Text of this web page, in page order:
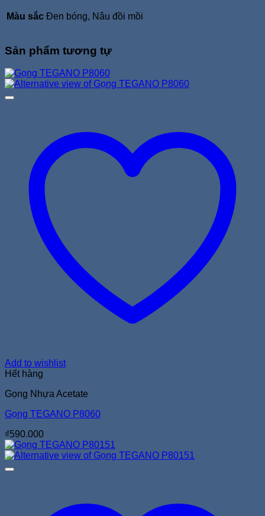
Màu sắc Đen bóng, Nâu đồi mồi
Sản phẩm tương tự
Add to wishlist
Hết hàng
Gọng Nhựa Acetate
Gọng TEGANO P8060
₫590.000